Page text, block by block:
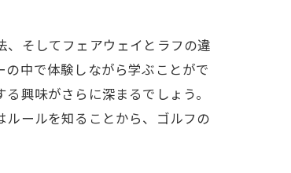
そしてフェアウェイとラフの違
中で体験しながら学ぶことがで
興味がさらに深まるでしょう。
ールを知ることから、ゴルフの